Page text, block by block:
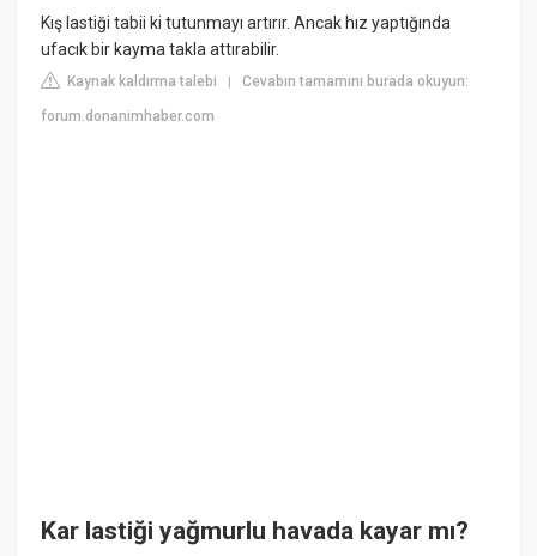
Kış lastiği tabii ki tutunmayı artırır. Ancak hız yaptığında
ufacık bir kayma takla attırabilir.
Kaynak kaldırma talebi |Cevabın tamamını burada okuyun:
forum.donanimhaber.com
Kar lastiği yağmurlu havada kayar mı?